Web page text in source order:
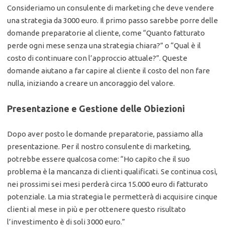
Consideriamo un consulente di marketing che deve vendere
una strategia da 3000 euro. Il primo passo sarebbe porre delle
domande preparatorie al cliente, come “Quanto fatturato
perde ogni mese senza una strategia chiara?” o “Qual è il
costo di continuare con l’approccio attuale?”. Queste
domande aiutano a far capire al cliente il costo del non fare
nulla, iniziando a creare un ancoraggio del valore.
Presentazione e Gestione delle Obiezioni
Dopo aver posto le domande preparatorie, passiamo alla
presentazione. Per il nostro consulente di marketing,
potrebbe essere qualcosa come: “Ho capito che il suo
problema è la mancanza di clienti qualificati. Se continua così,
nei prossimi sei mesi perderà circa 15.000 euro di fatturato
potenziale. La mia strategia le permetterà di acquisire cinque
clienti al mese in più e per ottenere questo risultato
l’investimento è di soli 3000 euro.”